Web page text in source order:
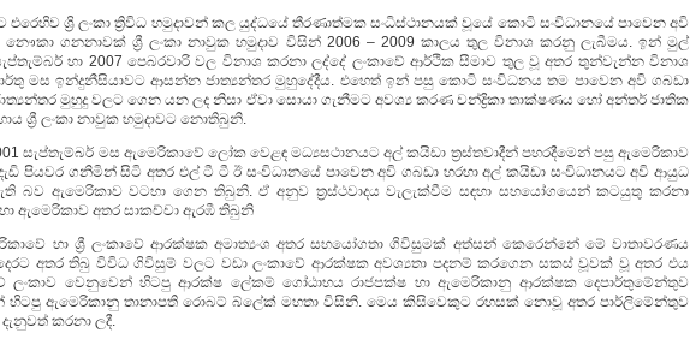
එරෙහිව ශ්‍රි ලංකා ත්‍රිවිධ හමුදාවන් කල යුද්ධයේ තීරණාත්මක සංධිස්ථානයක් වූයේ කොටි සංවිධානයේ පාවෙන අවි
නෞකා ගනනාවක් ශ්‍රී ලංකා නාවුක හමුදාව විසින් 2006 – 2009 කාලය තුල විනාශ කරනු ලැබීමය. ඉන් මුල්
හා 2007 පෙබරවාරි වල විනාශ කරනා ලද්දේ ලංකාවේ ආර්ථික සීමාව තුල වූ අතර තුන්වැන්න විනාශ
මස ඉන්දුනීසියාවට ආසන්න ජාත්‍යන්තර මුහුදේදීය. එහෙත් ඉන් පසු කොටි සංවිධනය තම පාවෙන අවි ගබඩා
මුහුදු වලට ගෙන යන ලද නිසා ඒවා සොයා ගැනීමට අවශ්‍ය කරණ චන්ද්‍රිකා තාක්ෂණය හෝ අන්තර් ජාතික
ශ්‍රී ලංකා නාවුක හමුදාවට නොතිබුනි.
සැප්තැම්බර් මස ඇමෙරිකාවේ ලෝක වෙළඳ මධ්‍යසථානයට අල් කයිඩා ත්‍රස්තවාදීන් පහරදීමෙන් පසු ඇමෙරිකාව
දැඩි පියවර ගනිමින් සිටි අතර එල් ටී ටී ඊ සංවිධානයේ පාවෙන අවි ගබඩා හරහා අල් කයිඩා සංවිධානයට අවි ආයුධ
බව ඇමෙරිකාව වටහා ගෙන තිබුනි. ඒ අනුව ත්‍රස්ථවාදය වැලැක්වීම සඳහා සහයෝගයෙන් කටයුතු කරනා
ඇමෙරිකාව අතර සාකච්චා ඇරඹී තිබුනි
හා ශ්‍රී ලංකාවේ ආරක්ෂක අමාත්‍යංශ අතර සහයෝගතා ගිවිසුමක් අත්සන් කෙරෙන්නේ මේ වාතාවරණය
අතර තිබු විවිධ ගිවිසුම් වලට වඩා ලංකාවේ ආරක්ෂක අවශ්‍යතා පදනම් කරගෙන සකස් වූවක් වූ අතර එය
ලංකාව වෙනුවෙන් හිටපු ආරක්ෂ ලේකම් ගෝඨාභය රාජපක්ෂ හා ඇමෙරිකානු ආරක්ෂක දෙපාර්තුමේන්තුව
ඇමෙරිකානු තානාපති රොබට් බ්ලේක් මහතා විසිනි. මෙය කිසිවෙකුට රහසක් නොවූ අතර පාර්ලිමේන්තුව
කරනා ලදී.